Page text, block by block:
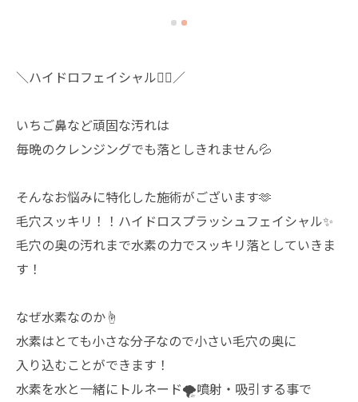
＼ハイドロフェイシャル💆‍♀️／
いちご鼻など頑固な汚れは
毎晩のクレンジングでも落としきれません💦
そんなお悩みに特化した施術がございます🫶
毛穴スッキリ！！ハイドロスプラッシュフェイシャル✨
毛穴の奥の汚れまで水素の力でスッキリ落としていきま
す！
なぜ水素なのか☝️
水素はとても小さな分子なので小さい毛穴の奥に
入り込むことができます！
水素を水と一緒にトルネード🌪️噴射・吸引する事で